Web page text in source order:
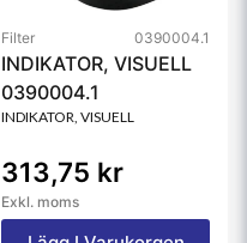
Filter 0390004.1
INDIKATOR, VISUELL
0390004.1
INDIKATOR, VISUELL
313,75 kr
Exkl. moms